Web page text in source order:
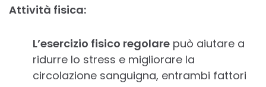
Attività fisica:
L’esercizio fisico regolare può aiutare a
ridurre lo stress e migliorare la
circolazione sanguigna, entrambi fattori